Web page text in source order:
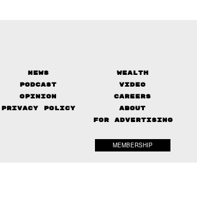
News Wealth
Podcast
Video
Opinion
Careers
Privacy Policy
About
FOR ADVERTISING
MEMBERSHIP